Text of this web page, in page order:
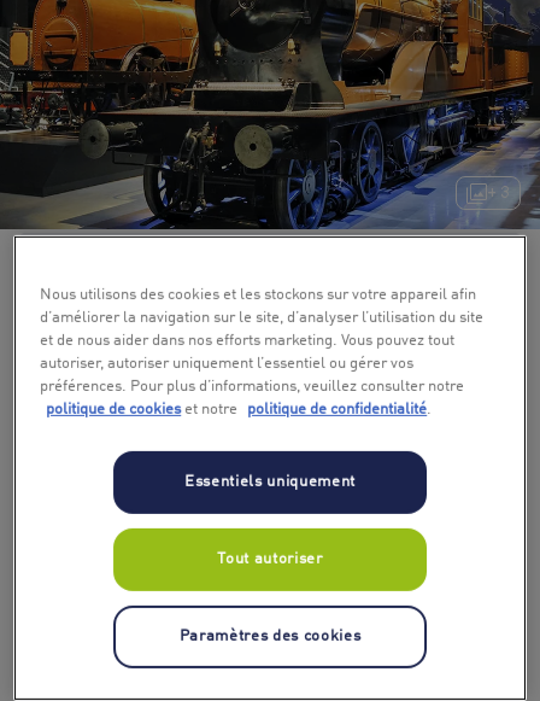
+ 3
Nous utilisons des cookies et les stockons sur votre appareil afin
d’améliorer la navigation sur le site, d’analyser l’utilisation du site
et de nous aider dans nos efforts marketing. Vous pouvez tout
autoriser, autoriser uniquement l’essentiel ou gérer vos
préférences. Pour plus d’informations, veuillez consulter notre
politique de cookieset notre politique de confidentialité.
Essentiels uniquement
Tout autoriser
Paramètres des cookies